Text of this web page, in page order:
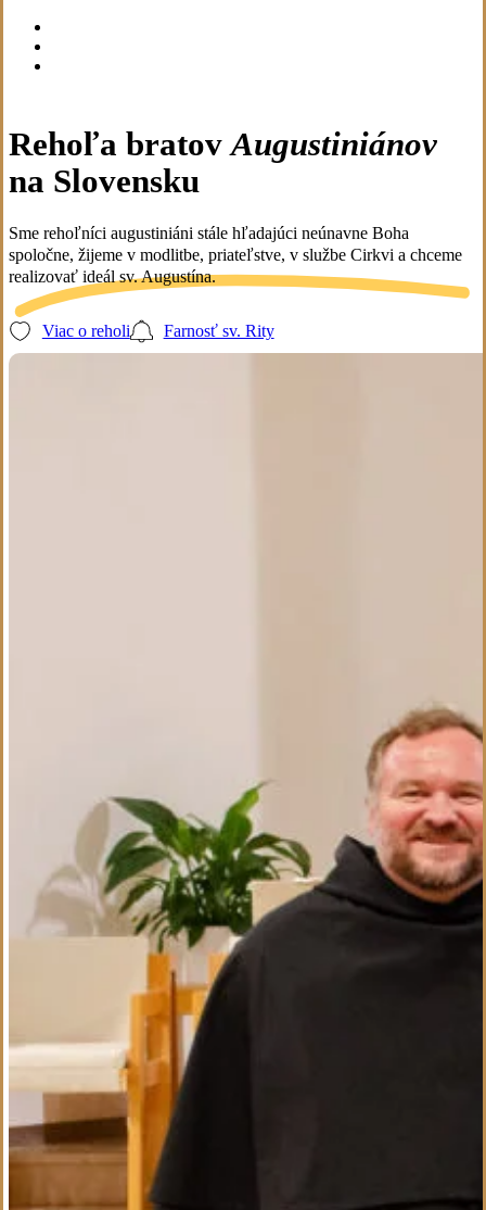
Rehoľa bratovAugustiniánov
na Slovensku
Sme rehoľníci augustiniáni stále hľadajúci neúnavne Boha
spoločne, žijeme v modlitbe, priateľstve, v službe Cirkvi a chceme
realizovať ideál sv. Augustína.
Viac o reholi Farnosť sv. Rity